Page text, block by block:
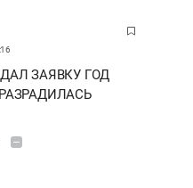
ЗАЯВКУ ГОД